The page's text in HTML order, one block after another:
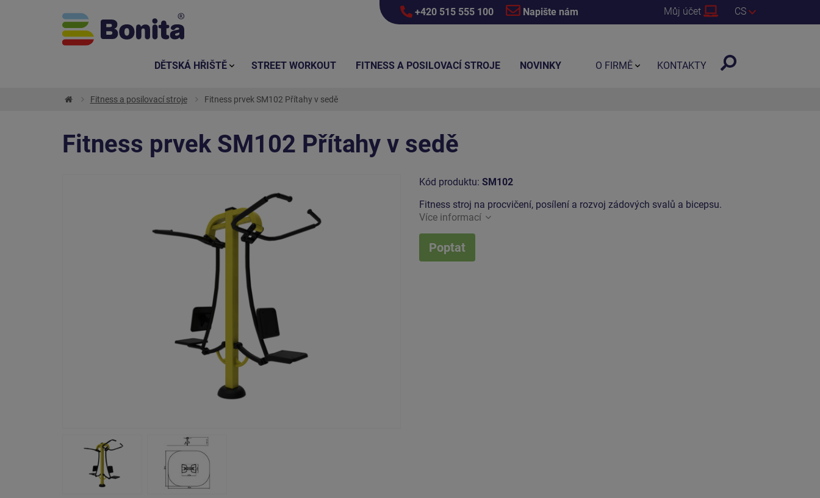
+420 515 555 100 Napište nám Můj účet CS
Fitness a posilovací stroje Fitness prvek SM102 Přítahy v sedě
Fitness prvek SM102 Přítahy v sedě
Kód produktu: SM102
Fitness stroj na procvičení, posílení a rozvoj zádových svalů a bicepsu.
Více informací
Poptat
DĚTSKÁ HŘIŠTĚ STREET WORKOUT FITNESS A POSILOVACÍ STROJE NOVINKY O FIRMĚ KONTAKTY